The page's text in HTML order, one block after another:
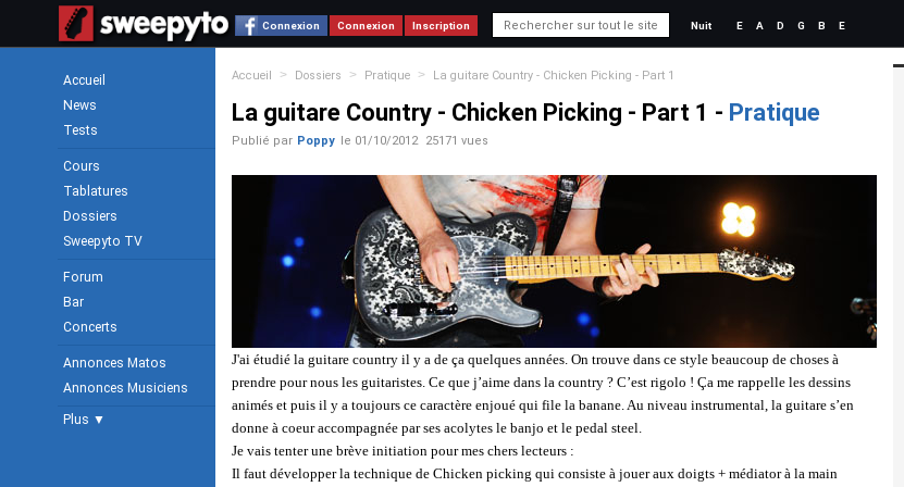
Connexion Connexion Inscription Nuit E A D G B E
Accueil
News
Tests
Cours
Tablatures
Dossiers
Sweepyto TV
Forum
Bar
Concerts
Annonces Matos
Annonces Musiciens
Plus ▼
Accueil > Dossiers > Pratique > La guitare Country - Chicken Picking - Part 1
La guitare Country - Chicken Picking - Part 1 - Pratique
Publié par Poppy le 01/10/2012 25171 vues
J'ai étudié la guitare country il y a de ça quelques années. On trouve dans ce style beaucoup de choses à
prendre pour nous les guitaristes. Ce que j’aime dans la country ? C’est rigolo ! Ça me rappelle les dessins
animés et puis il y a toujours ce caractère enjoué qui file la banane. Au niveau instrumental, la guitare s’en
donne à coeur accompagnée par ses acolytes le banjo et le pedal steel.
Je vais tenter une brève initiation pour mes chers lecteurs :
Il faut développer la technique de Chicken picking qui consiste à jouer aux doigts + médiator à la main